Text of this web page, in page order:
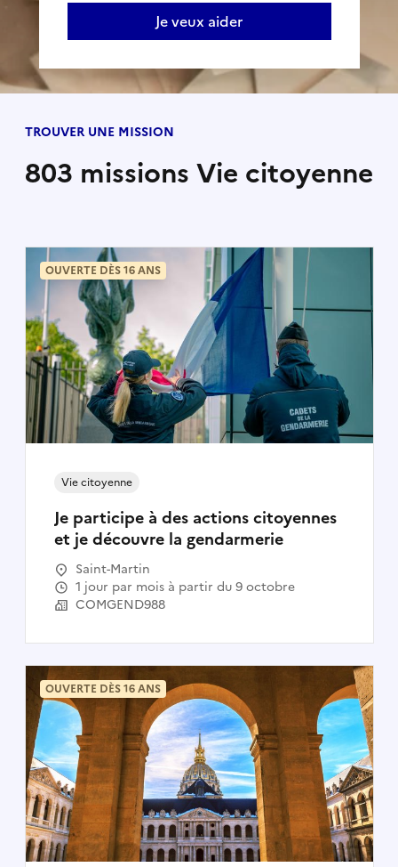
Je veux aider
TROUVER UNE MISSION
803 missions Vie citoyenne
Je participe à des actions citoyennes
et je découvre la gendarmerie
Vie citoyenne
Saint-Martin
1 jour par mois à partir du 9 octobre
COMGEND988
OUVERTE DÈS 16 ANS
OUVERTE DÈS 16 ANS